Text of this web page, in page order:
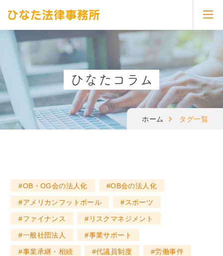
ひなたコラム
ホーム タグ一覧
OB・OG会の法人化 OB会の法人化
アメリカンフットボール スポーツ
ファイナンス リスクマネジメント
一般社団法人 事業サポート
事業承継・相続 代議員制度 労働事件